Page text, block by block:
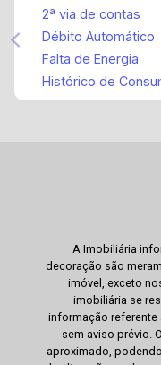
2ª via de contas
Débito Automático
Falta de Energia
Histórico de
A Imobiliária
decoração são
imóvel, exceto
imobiliária se
informação referente
sem aviso prévio.
aproximado,